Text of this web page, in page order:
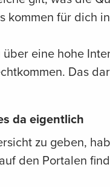
kommen für dich
eine hohe
Das
da eigentlich
zu geben,
den Portalen